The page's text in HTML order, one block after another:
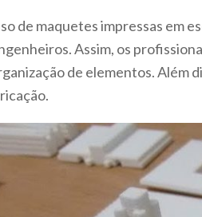
de maquetes impressas em
Assim, os
de elementos. Além